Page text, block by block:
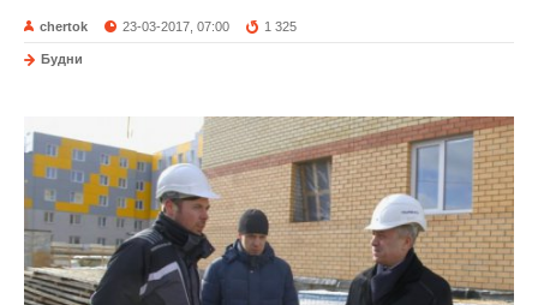
chertok 23-03-2017, 07:00 1 325
Будни